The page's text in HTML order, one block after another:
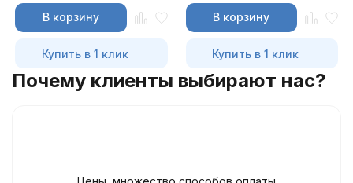
В корзину
Купить в 1 клик
В корзину
Купить в 1 клик
Почему клиенты выбирают нас?